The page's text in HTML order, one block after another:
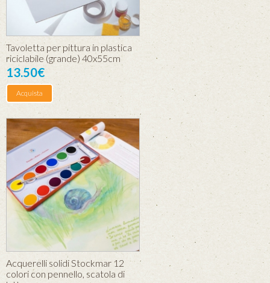
Tavoletta per pittura in plastica
riciclabile (grande) 40x55cm
13.50€
Acquista
Acquerelli solidi Stockmar 12
colori con pennello, scatola di